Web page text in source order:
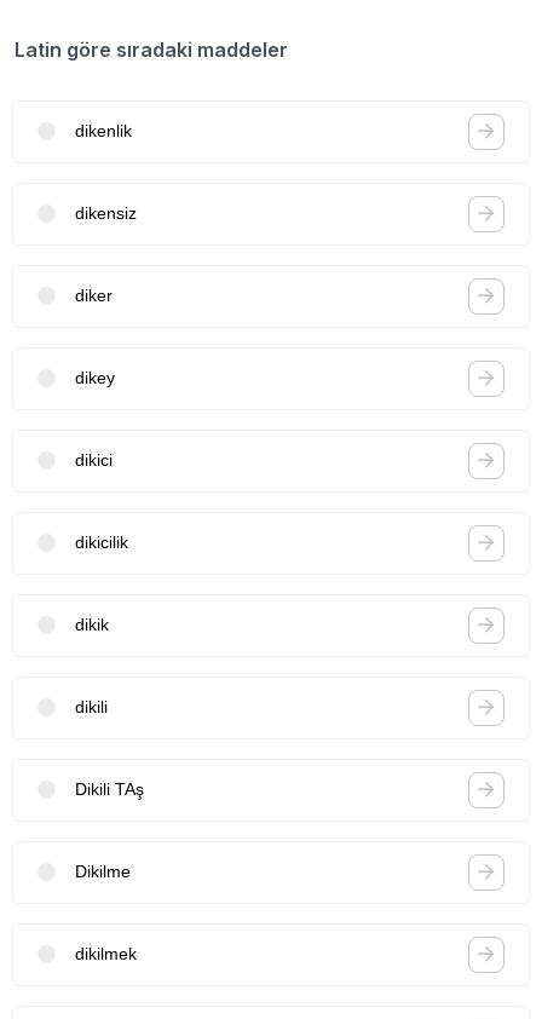
Latin göre sıradaki maddeler
dikenlik
dikensiz
diker
dikey
dikici
dikicilik
dikik
dikili
Dikili TAş
Dikilme
dikilmek